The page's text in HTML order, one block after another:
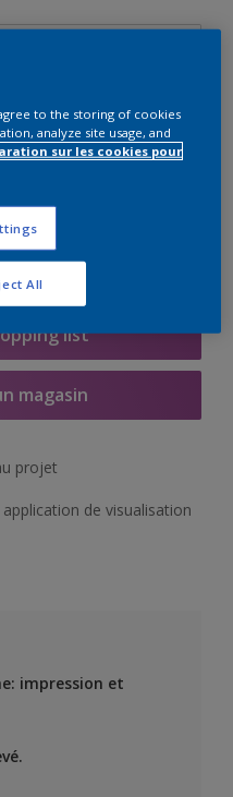
de peinture
Calculer
vente en ligne et ne
magasins sélectionnés.
list
magasin
projet
de visualisation
impression et
to the storing of cookies
analyze site usage, and
sur les cookies pour
All